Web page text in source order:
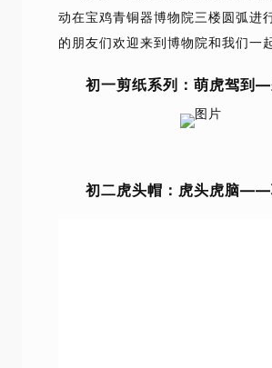
动在宝鸡青铜器博物院三楼圆弧进
的朋友们欢迎来到博物院和我们一
初一剪纸系列：萌虎驾到
初二虎头帽：虎头虎脑——